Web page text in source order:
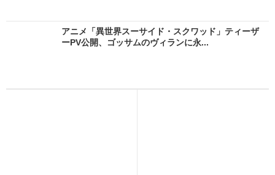
アニメ「異世界スーサイド・スクワッド」ティーザ
ーPV公開、ゴッサムのヴィランに永...